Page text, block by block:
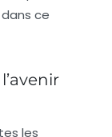
ce
les